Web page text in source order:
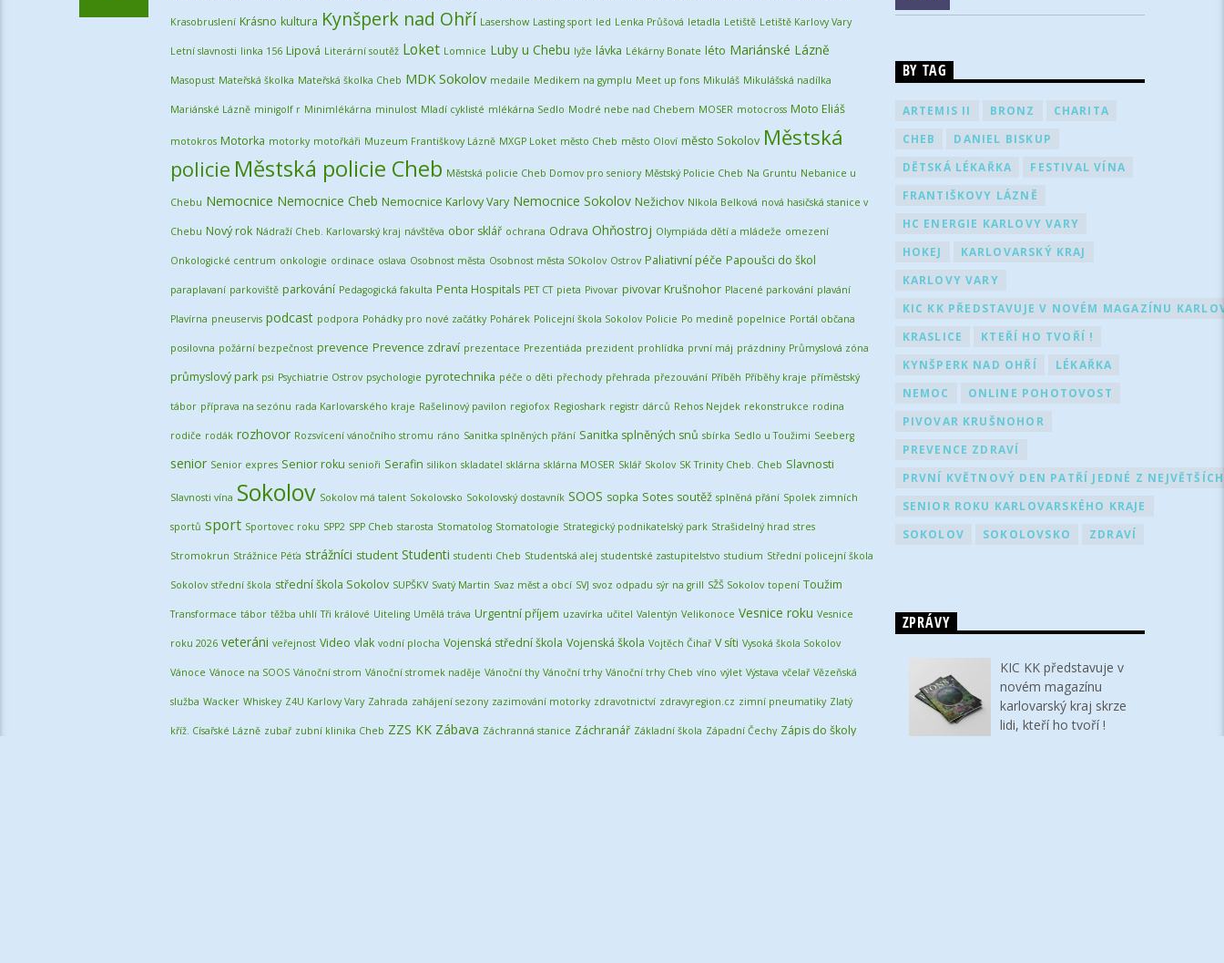
Krasobruslení Krásno kultura Kynšperk nad Ohří Lasershow Lasting sport led Lenka Průšová letadla Letiště Letiště Karlovy Vary
Letní slavnosti linka 156 Lipová Literární soutěž Loket Lomnice Luby u Chebu lyže lávka Lékárny Bonate léto Mariánské Lázně
Masopust Mateřská školka Mateřská školka Cheb MDK Sokolov medaile Medikem na gymplu Meet up fons Mikuláš Mikulášská nadílka
Mariánské Lázně minigolf r Minimlékárna minulost Mladí cyklisté mlékárna Sedlo Modré nebe nad Chebem MOSER motocross Moto Eliáš
motokros Motorka motorky motořkáři Muzeum Františkovy Lázně MXGP Loket město Cheb město Oloví město Sokolov Městská
policie Městská policie Cheb Městská policie Cheb Domov pro seniory Městský Policie Cheb Na Gruntu Nebanice u
Chebu Nemocnice Nemocnice Cheb Nemocnice Karlovy Vary Nemocnice Sokolov Nežichov NIkola Belková nová hasičská stanice v
Chebu Nový rok Nádraží Cheb. Karlovarský kraj návštěva obor sklář ochrana Odrava Ohňostroj Olympiáda dětí a mládeže omezení
Onkologické centrum onkologie ordinace oslava Osobnost města Osobnost města SOkolov Ostrov Paliativní péče Papoušci do škol
paraplavaní parkoviště parkování Pedagogická fakulta Penta Hospitals PET CT pieta Pivovar pivovar Krušnohor Placené parkování plavání
Plavírna pneuservis podcast podpora Pohádky pro nové začátky Pohárek Policejní škola Sokolov Policie Po medině popelnice Portál občana
posilovna požární bezpečnost prevence Prevence zdraví prezentace Prezentiáda prezident prohlídka první máj prázdniny Průmyslová zóna
průmyslový park psi Psychiatrie Ostrov psychologie pyrotechnika péče o děti přechody přehrada přezouvání Příběh Příběhy kraje příměstský
tábor příprava na sezónu rada Karlovarského kraje Rašelinový pavilon regiofox Regioshark registr dárců Rehos Nejdek rekonstrukce rodina
rodiče rodák rozhovor Rozsvícení vánočního stromu ráno Sanitka splněných přání Sanitka splněných snů sbírka Sedlo u Toužimi Seeberg
senior Senior expres Senior roku senioři Serafin silikon skladatel sklárna sklárna MOSER Sklář Skolov SK Trinity Cheb. Cheb Slavnosti
Slavnosti vína Sokolov Sokolov má talent Sokolovsko Sokolovský dostavník SOOS sopka Sotes soutěž splněná přání Spolek zimních
sportů sport Sportovec roku SPP2 SPP Cheb starosta Stomatolog Stomatologie Strategický podnikatelský park Strašidelný hrad stres
Stromokrun Strážnice Péťa strážníci student Studenti studenti Cheb Studentská alej studentské zastupitelstvo studium Střední policejní škola
Sokolov střední škola střední škola Sokolov SUPŠKV Svatý Martin Svaz měst a obcí SVJ svoz odpadu sýr na grill SŽŠ Sokolov topení Toužim
Transformace tábor těžba uhlí Tři králové Uiteling Umělá tráva Urgentní příjem uzavírka učitel Valentýn Velikonoce Vesnice roku Vesnice
roku 2026 veteráni veřejnost Video vlak vodní plocha Vojenská střední škola Vojenská škola Vojtěch Čihař V síti Vysoká škola Sokolov
Vánoce Vánoce na SOOS Vánoční strom Vánoční stromek naděje Vánoční thy Vánoční trhy Vánoční trhy Cheb víno výlet Výstava včelař Vězeňská
služba Wacker Whiskey Z4U Karlovy Vary Zahrada zahájení sezony zazimování motorky zdravotnictví zdravyregion.cz zimní pneumatiky Zlatý
kříž. Císařské Lázně zubař zubní klinika Cheb ZZS KK Zábava Záchranná stanice Záchranář Základní škola Západní Čechy Zápis do školy
BY TAG
ARTEMIS II BRONZ
CHARITA
CHEB
DANIEL BISKUP
DĚTSKÁ LÉKAŘKA
FESTIVAL VÍNA
FRANTIŠKOVY LÁZNĚ
HC ENERGIE KARLOVY VARY
HOKEJ
KARLOVARSKÝ KRAJ
KARLOVY VARY
KIC KK PŘEDSTAVUJE V NOVÉM MAGAZÍNU
KRASLICE
KTEŘÍ HO TVOŘÍ !
KYNŠPERK NAD OHŘÍ
LÉKAŘKA
NEMOC
ONLINE POHOTOVOST
PIVOVAR KRUŠNOHOR
PREVENCE ZDRAVÍ
PRVNÍ KVĚTNOVÝ DEN PATŘÍ JEDNÉ Z
SENIOR ROKU KARLOVARSKÉHO KRAJE
SOKOLOV
SOKOLOVSKO ZDRAVÍ
ZPRÁVY
KIC KK představuje v
novém magazínu
karlovarský kraj skrze
lidi, kteří ho tvoří !